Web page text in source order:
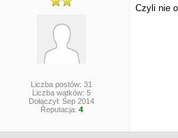
Liczba postów: 31
Liczba wątków: 5
Dołączył: Sep 2014
Reputacja: 4
Czyli nie